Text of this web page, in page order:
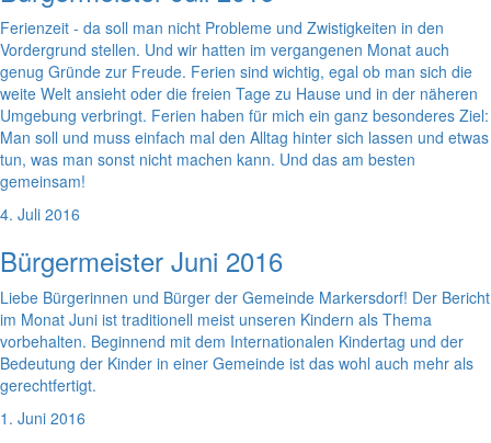
Ferienzeit - da soll man nicht Probleme und Zwistigkeiten in den
Vordergrund stellen. Und wir hatten im vergangenen Monat auch
genug Gründe zur Freude. Ferien sind wichtig, egal ob man sich die
weite Welt ansieht oder die freien Tage zu Hause und in der näheren
Umgebung verbringt. Ferien haben für mich ein ganz besonderes Ziel:
Man soll und muss einfach mal den Alltag hinter sich lassen und etwas
tun, was man sonst nicht machen kann. Und das am besten
gemeinsam!
4. Juli 2016
Bürgermeister Juni 2016
Liebe Bürgerinnen und Bürger der Gemeinde Markersdorf! Der Bericht
im Monat Juni ist traditionell meist unseren Kindern als Thema
vorbehalten. Beginnend mit dem Internationalen Kindertag und der
Bedeutung der Kinder in einer Gemeinde ist das wohl auch mehr als
gerechtfertigt.
1. Juni 2016